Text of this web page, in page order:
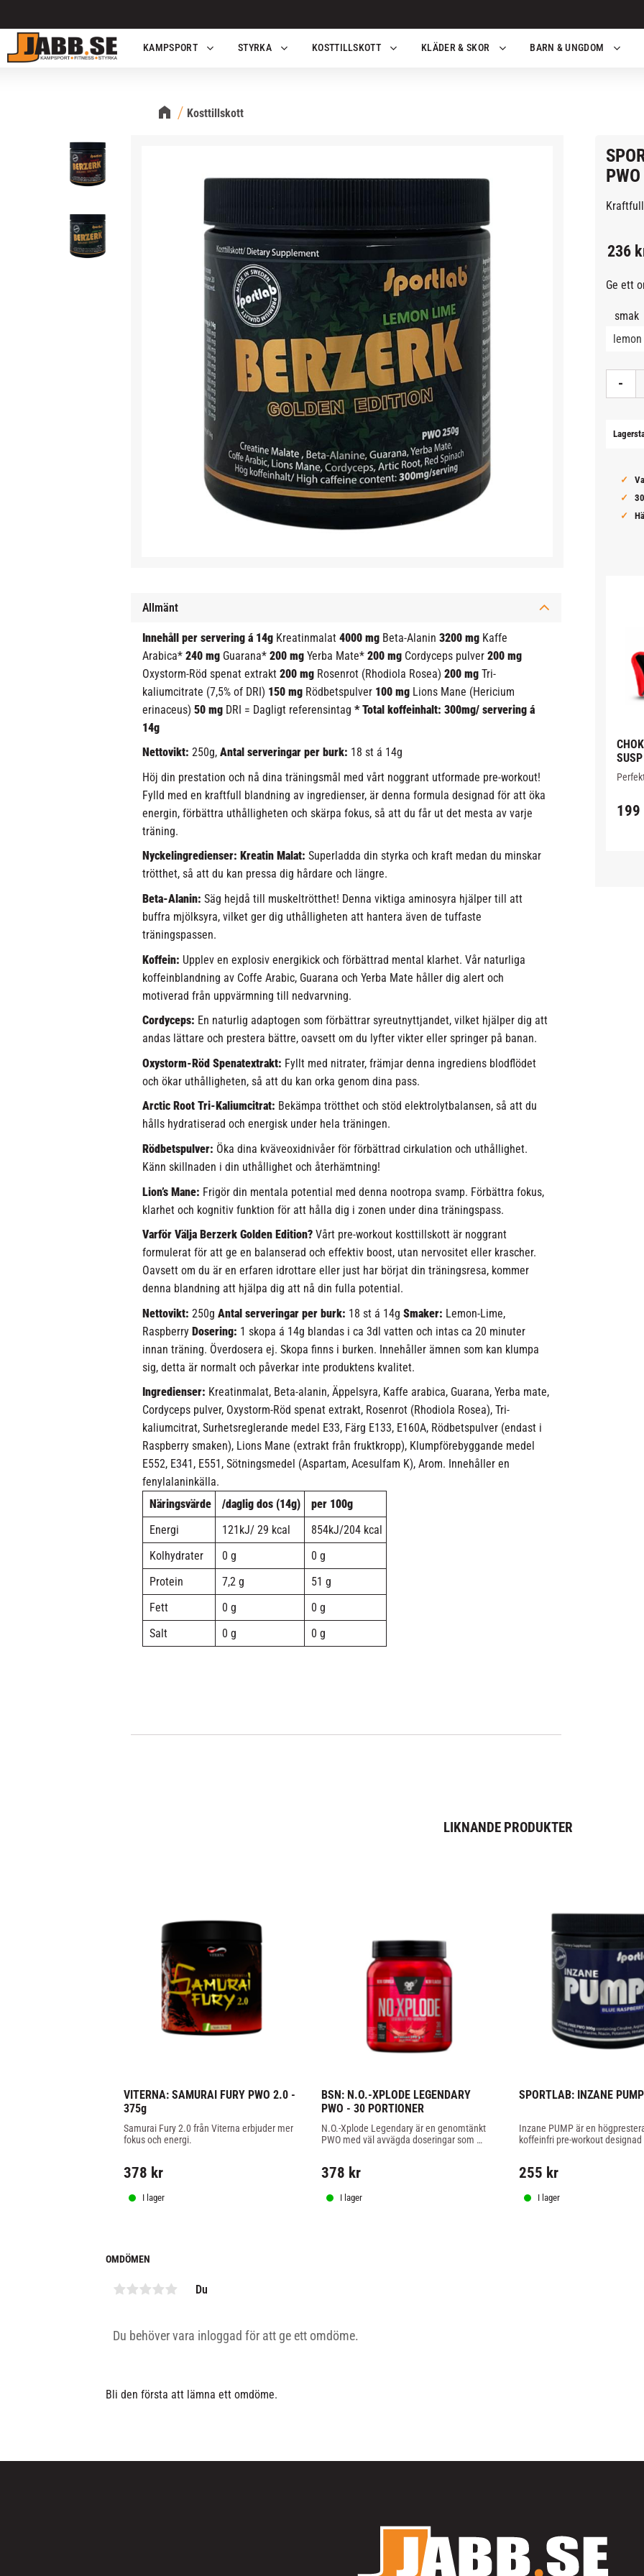
KAMPSPORT
STYRKA KOSTTILLSKOTT KLÄDER & SKOR BARN & UNGDOM
Kosttillskott
236
smak
-
Ge ett
Allmänt
Innehåll per servering á 14g Kreatinmalat 4000 mg Beta-Alanin 3200 mg Kaffe
Arabica* 240 mg Guarana* 200 mg Yerba Mate* 200 mg Cordyceps pulver 200 mg
Oxystorm-Röd spenat extrakt 200 mg Rosenrot (Rhodiola Rosea) 200 mg Tri-
kaliumcitrate (7,5% of DRI) 150 mg Rödbetspulver 100 mg Lions Mane (Hericium
erinaceus) 50 mg DRI = Dagligt referensintag * Total koffeinhalt: 300mg/ servering á
14g
Nettovikt: 250g, Antal serveringar per burk: 18 st á 14g
Höj din prestation och nå dina träningsmål med vårt noggrant utformade pre-workout!
Fylld med en kraftfull blandning av ingredienser, är denna formula designad för att öka
energin, förbättra uthålligheten och skärpa fokus, så att du får ut det mesta av varje
träning.
Nyckelingredienser: Kreatin Malat: Superladda din styrka och kraft medan du minskar
trötthet, så att du kan pressa dig hårdare och längre.
Beta-Alanin: Säg hejdå till muskeltrötthet! Denna viktiga aminosyra hjälper till att
buffra mjölksyra, vilket ger dig uthålligheten att hantera även de tuffaste
träningspassen.
Koffein: Upplev en explosiv energikick och förbättrad mental klarhet. Vår naturliga
koffeinblandning av Coffe Arabic, Guarana och Yerba Mate håller dig alert och
motiverad från uppvärmning till nedvarvning.
Cordyceps: En naturlig adaptogen som förbättrar syreutnyttjandet, vilket hjälper dig att
andas lättare och prestera bättre, oavsett om du lyfter vikter eller springer på banan.
Oxystorm-Röd Spenatextrakt: Fyllt med nitrater, främjar denna ingrediens blodflödet
och ökar uthålligheten, så att du kan orka genom dina pass.
Arctic Root Tri-Kaliumcitrat: Bekämpa trötthet och stöd elektrolytbalansen, så att du
hålls hydratiserad och energisk under hela träningen.
Rödbetspulver: Öka dina kväveoxidnivåer för förbättrad cirkulation och uthållighet.
Känn skillnaden i din uthållighet och återhämtning!
Lion’s Mane: Frigör din mentala potential med denna nootropa svamp. Förbättra fokus,
klarhet och kognitiv funktion för att hålla dig i zonen under dina träningspass.
Varför Välja Berzerk Golden Edition? Vårt pre-workout kosttillskott är noggrant
formulerat för att ge en balanserad och effektiv boost, utan nervositet eller krascher.
Oavsett om du är en erfaren idrottare eller just har börjat din träningsresa, kommer
denna blandning att hjälpa dig att nå din fulla potential.
Nettovikt: 250g Antal serveringar per burk: 18 st á 14g Smaker: Lemon-Lime,
Raspberry Dosering: 1 skopa á 14g blandas i ca 3dl vatten och intas ca 20 minuter
innan träning. Överdosera ej. Skopa finns i burken. Innehåller ämnen som kan klumpa
sig, detta är normalt och påverkar inte produktens kvalitet.
Ingredienser: Kreatinmalat, Beta-alanin, Äppelsyra, Kaffe arabica, Guarana, Yerba mate,
Cordyceps pulver, Oxystorm-Röd spenat extrakt, Rosenrot (Rhodiola Rosea), Tri-
kaliumcitrat, Surhetsreglerande medel E33, Färg E133, E160A, Rödbetspulver (endast i
Raspberry smaken), Lions Mane (extrakt från fruktkropp), Klumpförebyggande medel
E552, E341, E551, Sötningsmedel (Aspartam, Acesulfam K), Arom. Innehåller en
fenylalaninkälla.
Näringsvärde
/daglig dos (14g)
per 100g
Energi
121kJ/ 29 kcal
854kJ/204 kcal
Kolhydrater
0 g
0 g
Protein
7,2 g
51 g
Fett
0 g
0 g
Salt
0 g 0 g
och
199
LIKNANDE PRODUKTER
VITERNA: SAMURAI FURY PWO 2.0 -
375g
Samurai Fury 2.0 från Viterna erbjuder mer
fokus och energi.
378 kr
I lager
BSN: N.O.-XPLODE LEGENDARY
PWO - 30 PORTIONER
N.O.-Xplode Legendary är en genomtänkt
PWO med väl avvägda doseringar som
378 kr
I lager
SPORTLAB: INZANE
Inzane PUMP är en
koffeinfri pre-workout
255 kr
I lager
OMDÖMEN
Du
Bli den första att lämna ett omdöme.